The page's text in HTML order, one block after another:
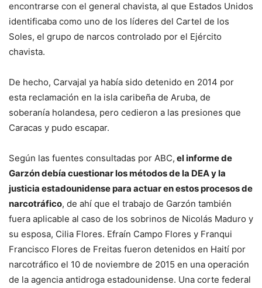
encontrarse con el general chavista, al que Estados Unidos
identificaba como uno de los líderes del Cartel de los
Soles, el grupo de narcos controlado por el Ejército
chavista.
De hecho, Carvajal ya había sido detenido en 2014 por
esta reclamación en la isla caribeña de Aruba, de
soberanía holandesa, pero cedieron a las presiones que
Caracas y pudo escapar.
Según las fuentes consultadas por ABC, el informe de
Garzón debía cuestionar los métodos de la DEA y la
justicia estadounidense para actuar en estos procesos de
narcotráfico, de ahí que el trabajo de Garzón también
fuera aplicable al caso de los sobrinos de Nicolás Maduro y
su esposa, Cilia Flores. Efraín Campo Flores y Franqui
Francisco Flores de Freitas fueron detenidos en Haití por
narcotráfico el 10 de noviembre de 2015 en una operación
de la agencia antidroga estadounidense. Una corte federal